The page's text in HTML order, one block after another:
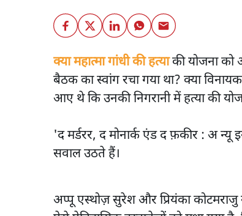
क्या महात्मा गांधी की हत्याकी योजना को
बैठक का स्वांग रचा गया था? क्या
आए थे कि उनकी निगरानी में हत्या की
'द मर्डरर, द मोनार्क एंड द फ़कीर : अ
सवाल उठते हैं।
अप्पू एस्थोज़ सुरेश और प्रियंका